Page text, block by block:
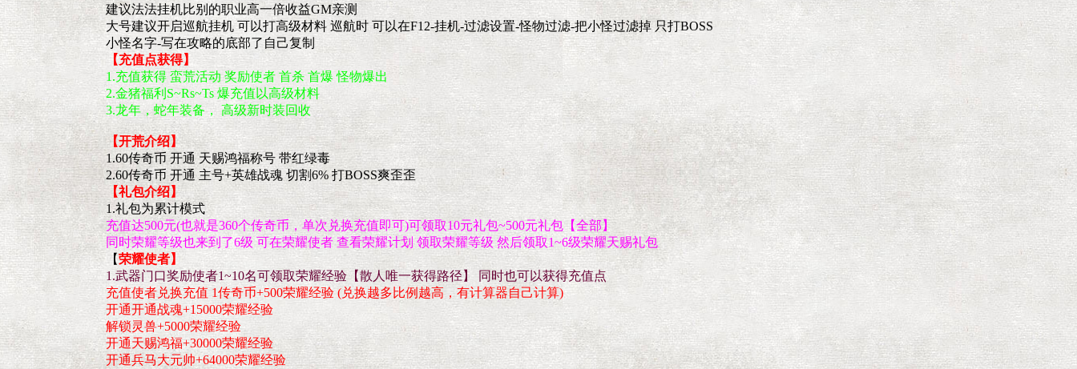
建议法法挂机比别的职业高一倍收益GM亲测
大号建议开启巡航挂机 可以打高级材料 巡航时 可以在F12-挂机-过滤设置-怪物过滤-把小怪过滤掉 只打BOSS
小怪名字-写在攻略的底部了自己复制
【充值点获得】
1.充值获得 蛮荒活动 奖励使者 首杀 首爆 怪物爆出
2.金猪福利S~Rs~Ts 爆充值以高级材料
3.龙年，蛇年装备， 高级新时装回收
【开荒介绍】
1.60传奇币 开通 天赐鸿福称号 带红绿毒
2.60传奇币 开通 主号+英雄战魂 切割6% 打BOSS爽歪歪
【礼包介绍】
1.礼包为累计模式
充值达500元(也就是360个传奇币，单次兑换充值即可)可领取10元礼包~500元礼包【全部】
同时荣耀等级也来到了6级 可在荣耀使者 查看荣耀计划 领取荣耀等级 然后领取1~6级荣耀天赐礼包
【荣耀使者】
1.武器门口奖励使者1~10名可领取荣耀经验【散人唯一获得路径】 同时也可以获得充值点
充值使者兑换充值 1传奇币+500荣耀经验 (兑换越多比例越高，有计算器自己计算)
开通开通战魂+15000荣耀经验
解锁灵兽+5000荣耀经验
开通天赐鸿福+30000荣耀经验
开通兵马大元帅+64000荣耀经验